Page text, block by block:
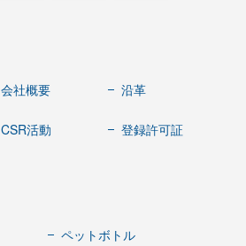
会社概要 沿革
CSR活動 登録許可証
ペットボトル